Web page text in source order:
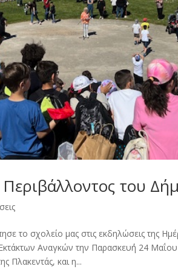
του
το σχολείο μας στις εκδηλώσεις της
Αναγκών την Παρασκευ΄ή 24 Μαΐου
Πλακεντάς, και η...